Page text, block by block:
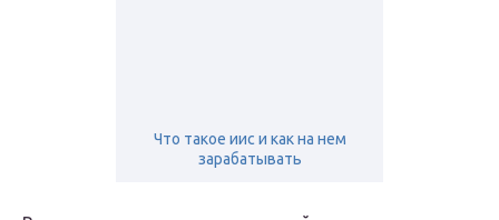
Что такое иис и как на нем
зарабатывать